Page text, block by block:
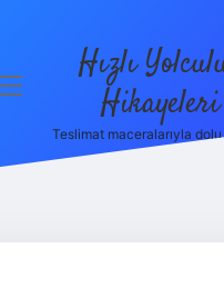
Hızlı
Hikayeleri
Teslimat maceralarıyla